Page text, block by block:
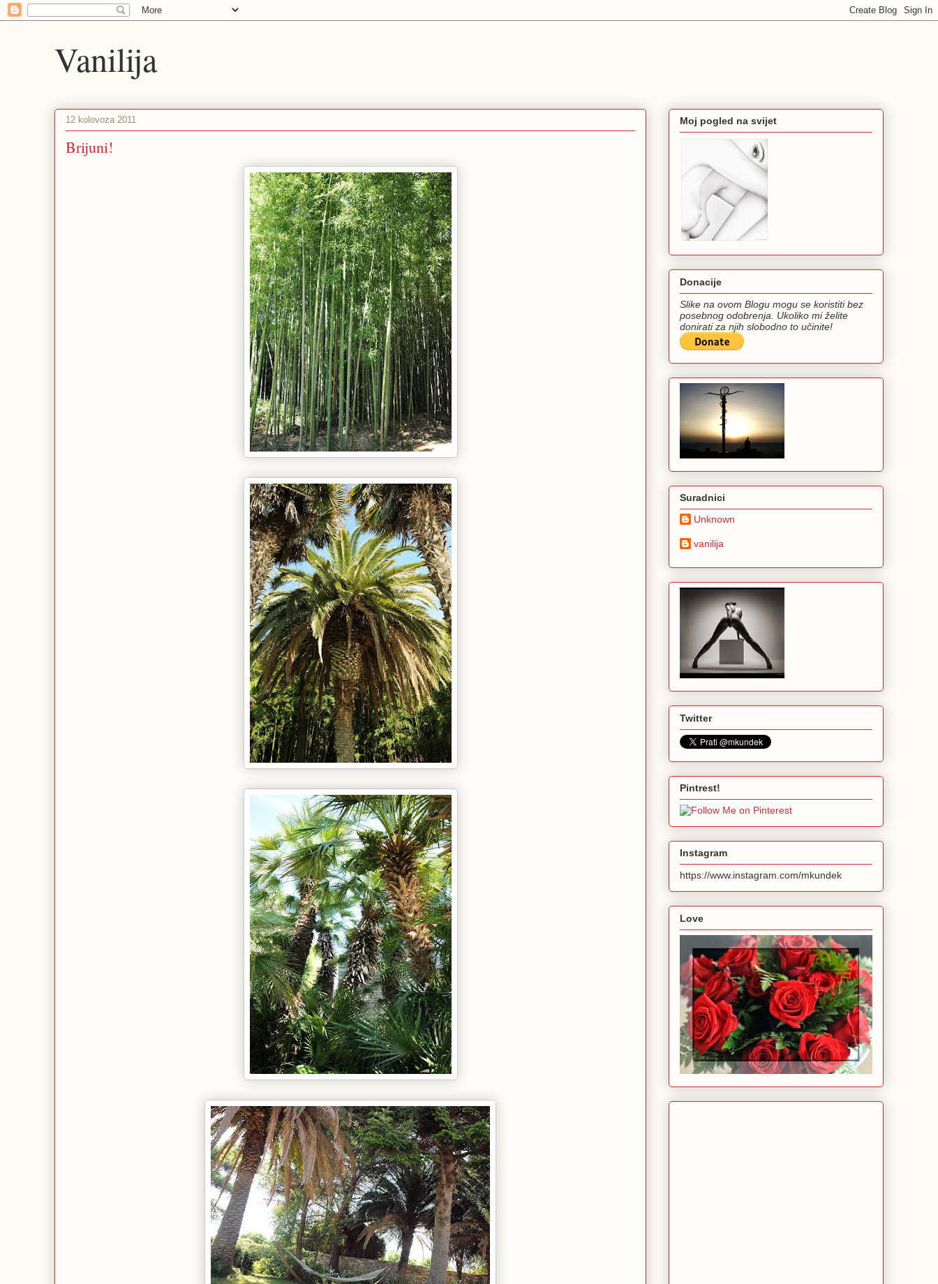
Vanilija
12 kolovoza 2011
Brijuni!
Moj pogled na svijet
Donacije
Slike na ovom Blogu mogu se koristiti bez
posebnog odobrenja. Ukoliko mi želite
donirati za njih slobodno to učinite!
Suradnici
Unknown
vanilija
Twitter
Pintrest!
Instagram
https://www.instagram.com/mkundek
Love